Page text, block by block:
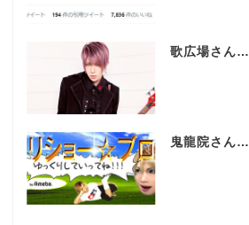
歌広場さん…
鬼龍院さん…